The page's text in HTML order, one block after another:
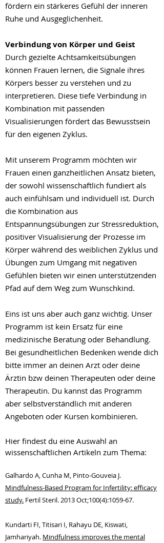
fördern ein stärkeres Gefühl der inneren
Ruhe und Ausgeglichenheit.
Verbindung von Körper und Geist
Durch gezielte Achtsamkeitsübungen
können Frauen lernen, die Signale ihres
Körpers besser zu verstehen und zu
interpretieren. Diese tiefe Verbindung in
Kombination mit passenden
Visualisierungen fördert das Bewusstsein
für den eigenen Zyklus.
Mit unserem Programm möchten wir
Frauen einen ganzheitlichen Ansatz bieten,
der sowohl wissenschaftlich fundiert als
auch einfühlsam und individuell ist. Durch
die Kombination aus
Entspannungsübungen zur Stressreduktion,
positiver Visualisierung der Prozesse im
Körper während des weiblichen Zyklus und
Übungen zum Umgang mit negativen
Gefühlen bieten wir einen unterstützenden
Pfad auf dem Weg zum Wunschkind.
Eins ist uns aber auch ganz wichtig. Unser
Programm ist kein Ersatz für eine
medizinische Beratung oder Behandlung.
Bei gesundheitlichen Bedenken wende dich
bitte immer an deinen Arzt oder deine
Ärztin bzw deinen Therapeuten oder deine
Therapeutin. Du kannst das Programm
aber selbstverständlich mit anderen
Angeboten oder Kursen kombinieren.
Hier findest du eine Auswahl an
wissenschaftlichen Artikeln zum Thema:
Galhardo A, Cunha M, Pinto-Gouveia J.
Mindfulness-Based Program for Infertility: efficacy
study. Fertil Steril. 2013 Oct;100(4):1059-67.
Kundarti FI, Titisari I, Rahayu DE, Kiswati,
Jamhariyah. Mindfulness improves the mental